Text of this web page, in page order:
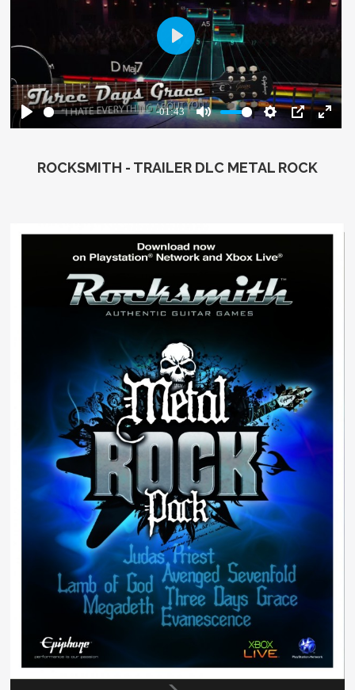
ROCKSMITH - TRAILER DLC METAL ROCK